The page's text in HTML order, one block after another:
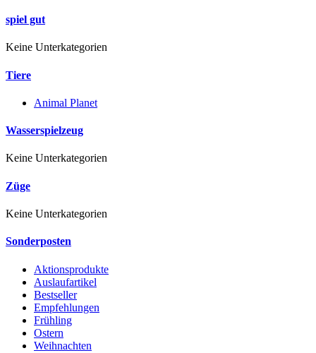
spiel gut
Keine Unterkategorien
Tiere
Animal Planet
Wasserspielzeug
Keine Unterkategorien
Züge
Keine Unterkategorien
Sonderposten
Aktionsprodukte
Auslaufartikel
Bestseller
Empfehlungen
Frühling
Ostern
Weihnachten